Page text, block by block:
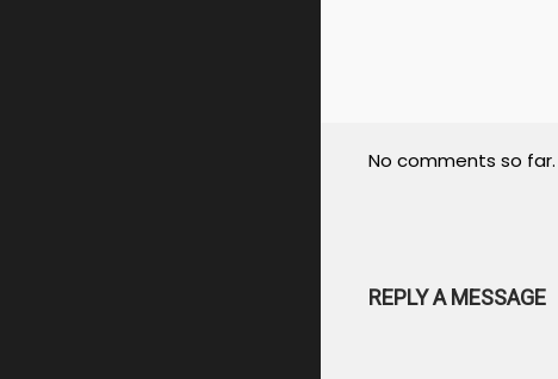
No comments so far.
REPLY A MESSAGE